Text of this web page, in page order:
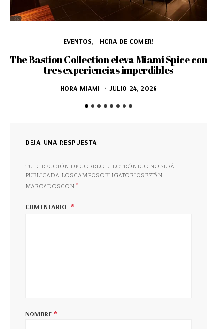
EVENTOS HORA DE COMER!
The Bastion Collection eleva Miami Spice con
tres experiencias imperdibles
HORA MIAMI JULIO 24, 2026
DEJA UNA RESPUESTA
TU DIRECCIÓN DE CORREO ELECTRÓNICO NO SERÁ
PUBLICADA. LOS CAMPOS OBLIGATORIOS ESTÁN
MARCADOS CON*
COMENTARIO
NOMBRE*